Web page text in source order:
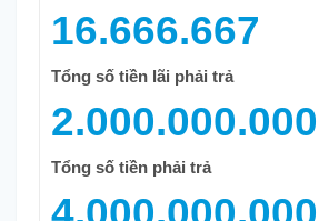
16.666.667
Tổng số tiền lãi phải trả
2.000.000.000
Tổng số tiền phải trả